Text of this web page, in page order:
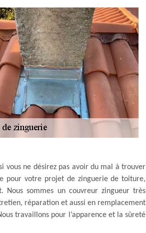
vous ne désirez pas avoir du mal à trouver
pour votre projet de zinguerie de toiture,
sommes un couvreur zingueur très
réparation et aussi en remplacement
travaillons pour l’apparence et la sûreté